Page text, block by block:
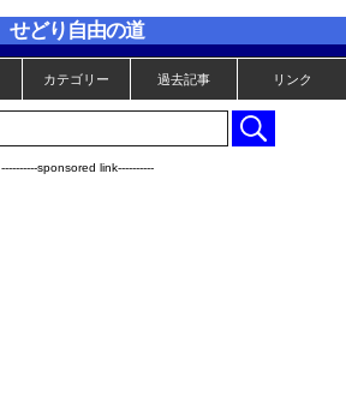
せどり自由の道
カテゴリー 過去記事 リンク
----------sponsored link----------